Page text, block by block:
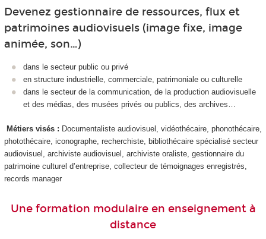
Devenez gestionnaire de ressources, flux et
patrimoines audiovisuels (image fixe, image
animée, son…)
dans le secteur public ou privé
en structure industrielle, commerciale, patrimoniale ou culturelle
dans le secteur de la communication, de la production audiovisuelle
et des médias, des musées privés ou publics, des archives…
Métiers visés : Documentaliste audiovisuel, vidéothécaire, phonothécaire,
photothécaire, iconographe, recherchiste, bibliothécaire spécialisé secteur
audiovisuel, archiviste audiovisuel, archiviste oraliste, gestionnaire du
patrimoine culturel d’entreprise, collecteur de témoignages enregistrés,
records manager
Une formation modulaire en enseignement à
distance